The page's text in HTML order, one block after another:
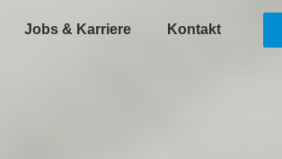
Jobs & Karriere Kontakt